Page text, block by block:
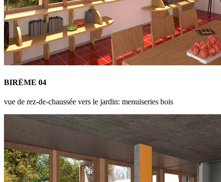
BIRÈME 04
vue de rez-de-chaussée vers le jardin: menuiseries bois